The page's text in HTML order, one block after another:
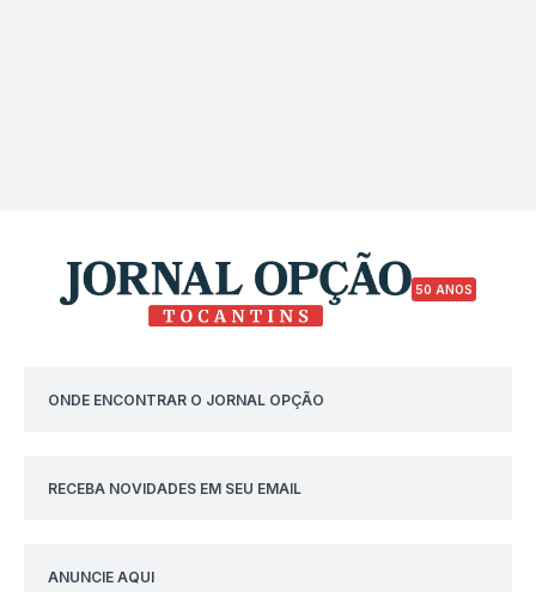
50 ANOS
ONDE ENCONTRAR O JORNAL OPÇÃO
RECEBA NOVIDADES EM SEU EMAIL
ANUNCIE AQUI